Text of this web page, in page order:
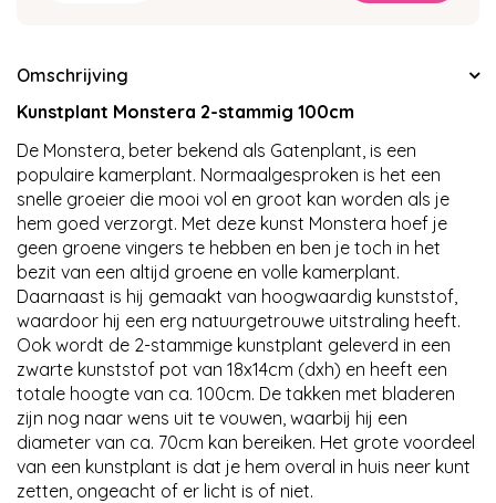
Omschrijving
Kunstplant Monstera 2-stammig 100cm
De Monstera, beter bekend als Gatenplant, is een
populaire kamerplant. Normaalgesproken is het een
snelle groeier die mooi vol en groot kan worden als je
hem goed verzorgt. Met deze kunst Monstera hoef je
geen groene vingers te hebben en ben je toch in het
bezit van een altijd groene en volle kamerplant.
Daarnaast is hij gemaakt van hoogwaardig kunststof,
waardoor hij een erg natuurgetrouwe uitstraling heeft.
Ook wordt de 2-stammige kunstplant geleverd in een
zwarte kunststof pot van 18x14cm (dxh) en heeft een
totale hoogte van ca. 100cm. De takken met bladeren
zijn nog naar wens uit te vouwen, waarbij hij een
diameter van ca. 70cm kan bereiken. Het grote voordeel
van een kunstplant is dat je hem overal in huis neer kunt
zetten, ongeacht of er licht is of niet.